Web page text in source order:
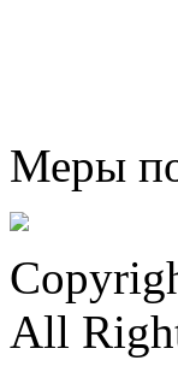
Меры
All